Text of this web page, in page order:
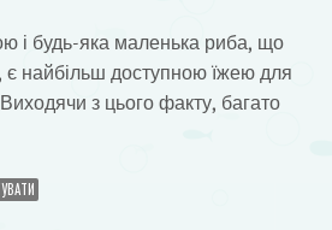
і будь-яка маленька риба, що
є найбільш доступною їжею для
з цього факту, багато